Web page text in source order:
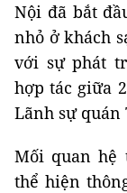
Nội đã bắt
nhỏ ở khách
với sự phát
hợp tác giữa
Lãnh sự quán
Mối quan hệ
thể hiện